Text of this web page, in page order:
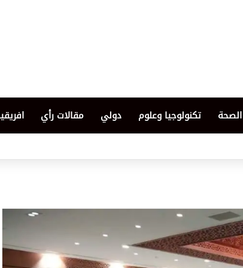
الصحة تكنولوجيا وعلوم دولي مقالات رأي